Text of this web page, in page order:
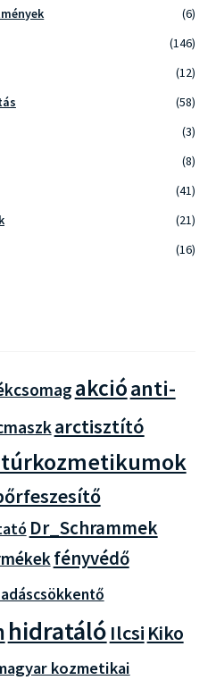
(6)
(146)
(12)
(58)
(3)
(8)
(41)
(21)
(16)
akcióanti-
arctisztító
Dr_Schrammek
fényvédő
hidratáló Ilcsi Kiko
kozmetikai